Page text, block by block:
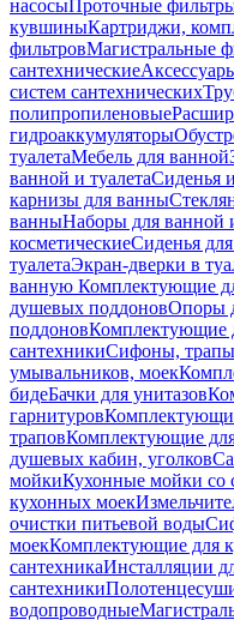
насосыПроточные
кувшиныКартриджи,
фильтровМагистральные
сантехнические
систем сантехнических
полипропиленовые
гидроаккумуляторы
туалетаМебель для ванной
ванной и туалетаСиденья
карнизы для ванны
ванныНаборы для ванной
косметическиеСиденья
туалетаЭкран-дверки в
ванную Комплектующие
душевых поддоновОпоры
поддоновКомплектующие
сантехникиСифоны, трапы
умывальников, моек
бидеБачки для унитазов
гарнитуров
траповКомплектующие
душевых кабин, уголков
мойкиКухонные мойки со
кухонных моек
очистки питьевой воды
моекКомплектующие для
сантехникаИнсталляции
сантехники
водопроводные